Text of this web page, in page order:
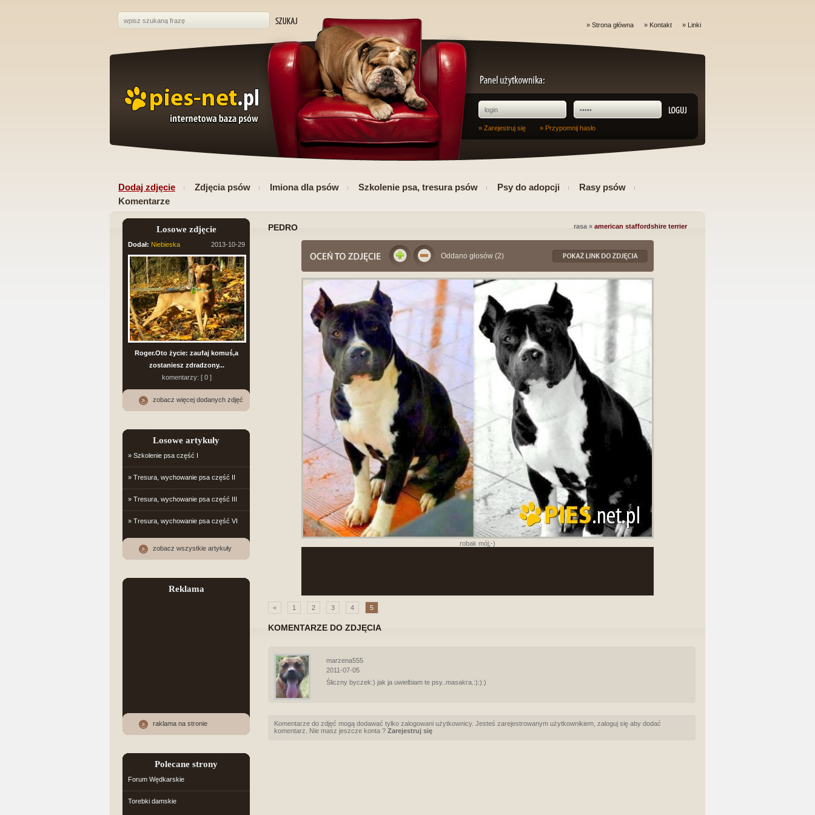
» Strona główna » Kontakt » Linki
» Zarejestruj się » Przypomnij hasło
Dodaj zdjęcie Zdjęcia psów Imiona dla psów Szkolenie psa, tresura psów Psy do adopcji
Rasy psów
Komentarze
rasa » american staffordshire terrier
PEDRO
Oddano głosów (2)
robak mój;-)
< 1 2 3 4 5
KOMENTARZE DO ZDJĘCIA
marzena555
2011-07-05
Śliczny byczek:) jak ja uwielbiam te psy..masakra.:):):)
Komentarze do zdjęć mogą dodawać tylko zalogowani użytkownicy. Jesteś zarejestrowanym użytkownikiem, zaloguj się aby dodać
komentarz. Nie masz jeszcze konta ? Zarejestruj się
Losowe zdjęcie
Dodał: Niebieska 2013-10-29
Roger.Oto życie: zaufaj komuś,a
zostaniesz zdradzony...
komentarzy: [ 0 ]
zobacz więcej dodanych zdjęć
Losowe artykuły
» Szkolenie psa część I
» Tresura, wychowanie psa część II
» Tresura, wychowanie psa część III
» Tresura, wychowanie psa część VI
zobacz wszystkie artykuły
Reklama
raklama na stronie
Polecane strony
Forum Wędkarskie
Torebki damskie